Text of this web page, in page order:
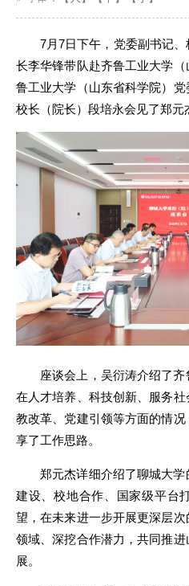
7月7日下午，党委副书记
长李华锋带队赴齐鲁工业大学
鲁工业大学（山东省科学院）党
校长（院长）段培永会见了郑元
座谈会上，吴衍涛介绍了齐
在人才培养、科技创新、服务
教改革、党建引领等方面的情
享了工作思路。
郑元杰详细介绍了聊城大
建设、校地合作、国家级平台
望，在未来进一步开展更深层
领域、深挖合作潜力，共同推
展。